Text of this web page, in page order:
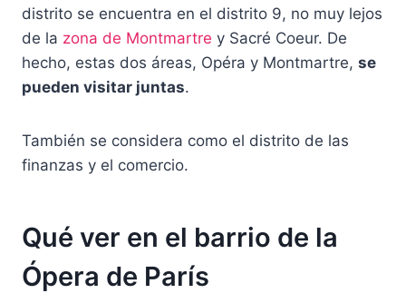
distrito se encuentra en el distrito 9, no muy lejos
de la zona de Montmartre y Sacré Coeur. De
hecho, estas dos áreas, Opéra y Montmartre, se
pueden visitar juntas.
También se considera como el distrito de las
finanzas y el comercio.
Qué ver en el barrio de la
Ópera de París